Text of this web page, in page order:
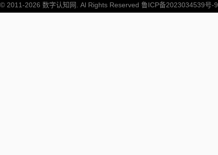
© 2011-2026 数字认知网 . Al Rights Reserved 鲁ICP备2023034539号-9